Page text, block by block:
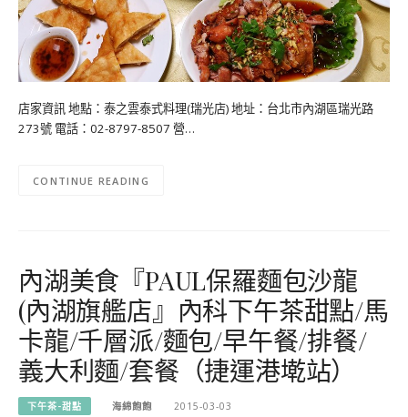
店家資訊 地點：泰之雲泰式料理(瑞光店) 地址：台北市內湖區瑞光路
273號 電話：02-8797-8507 營…
CONTINUE READING
內湖美食『PAUL保羅麵包沙龍
(內湖旗艦店』內科下午茶甜點/馬
卡龍/千層派/麵包/早午餐/排餐/
義大利麵/套餐（捷運港墘站）
下午茶-甜點 海綿飽飽 2015-03-03